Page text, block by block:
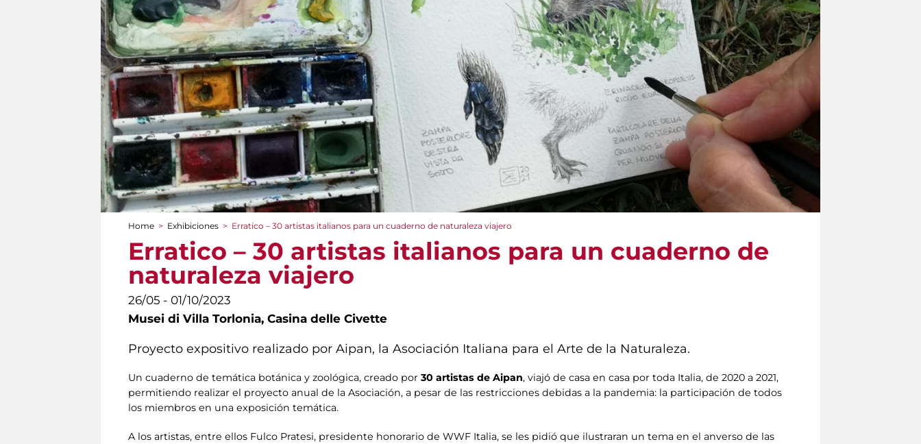
You are here
Home > Exhibiciones > Erratico – 30 artistas italianos para un cuaderno de naturaleza viajero
Erratico – 30 artistas italianos para un cuaderno de
naturaleza viajero
26/05 - 01/10/2023
Musei di Villa Torlonia, Casina delle Civette
Proyecto expositivo realizado por Aipan, la Asociación Italiana para el Arte de la Naturaleza.
Un cuaderno de temática botánica y zoológica, creado por 30 artistas de Aipan, viajó de casa en casa por toda Italia, de 2020 a 2021,
permitiendo realizar el proyecto anual de la Asociación, a pesar de las restricciones debidas a la pandemia: la participación de todos
los miembros en una exposición temática.
A los artistas, entre ellos Fulco Pratesi, presidente honorario de WWF Italia, se les pidió que ilustraran un tema en el anverso de las